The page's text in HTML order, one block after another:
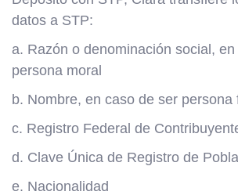
datos a STP:
a. Razón o denominación social,
persona moral
b. Nombre, en caso de ser persona
c. Registro Federal de
d. Clave Única de Registro de
e. Nacionalidad